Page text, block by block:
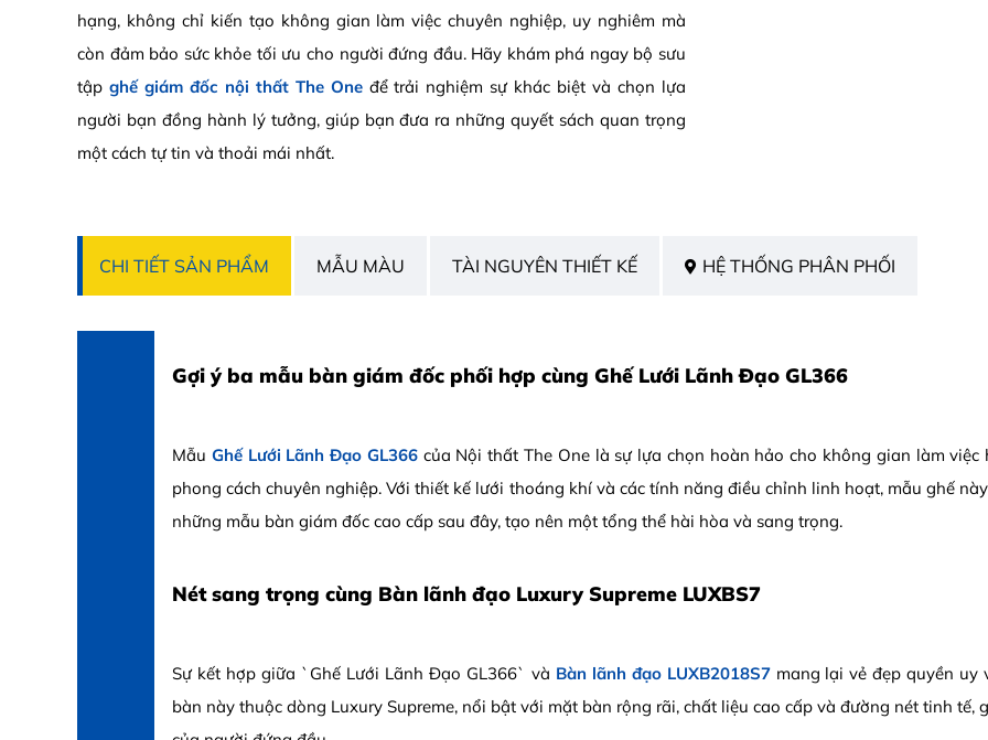
hạng, không chỉ kiến tạo không gian làm việc chuyên nghiệp, uy nghiêm mà
còn đảm bảo sức khỏe tối ưu cho người đứng đầu. Hãy khám phá ngay bộ sưu
tập ghế giám đốc nội thất The Oneđể trải nghiệm sự khác biệt và chọn lựa
người bạn đồng hành lý tưởng, giúp bạn đưa ra những quyết sách quan trọng
một cách tự tin và thoải mái nhất.
CHI TIẾT SẢN PHẨM MẪU MÀU TÀI NGUYÊN THIẾT KẾ HỆ THỐNG PHÂN PHỐI
Gợi ý ba mẫu bàn giám đốc phối hợp cùng Ghế Lưới Lãnh Đạo GL366
Mẫu Ghế Lưới Lãnh Đạo GL366của Nội thất The One là sự lựa chọn hoàn hảo cho không gian làm
phong cách chuyên nghiệp. Với thiết kế lưới thoáng khí và các tính năng điều chỉnh linh hoạt, mẫu ghế
những mẫu bàn giám đốc cao cấp sau đây, tạo nên một tổng thể hài hòa và sang trọng.
Nét sang trọng cùng Bàn lãnh đạo Luxury Supreme LUXBS7
Sự kết hợp giữa `Ghế Lưới Lãnh Đạo GL366` và Bàn lãnh đạo LUXB2018S7mang lại vẻ đẹp quyền uy
bàn này thuộc dòng Luxury Supreme, nổi bật với mặt bàn rộng rãi, chất liệu cao cấp và đường nét tinh